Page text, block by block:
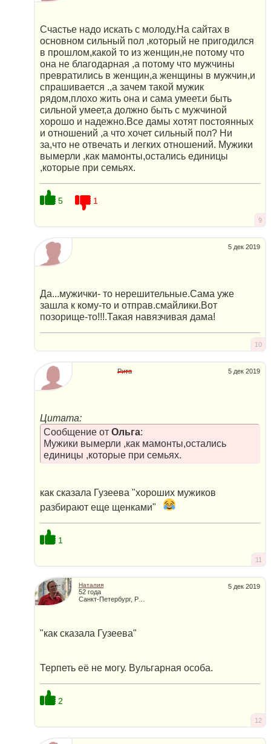
Счастье надо искать с молоду.На сайтах в
основном сильный пол ,который не пригодился
в прошлом,какой то из женщин,не потому что
она не благодарная ,а потому что мужчины
превратились в женщин,а женщины в мужчин,и
спрашивается .,а зачем такой мужик
рядом,плохо жить она и сама умеет.и быть
сильной умеет,а должно быть с мужчиной
хорошо и надежно.Все дамы хотят постоянных
и отношений ,а что хочет сильный пол? Ни
за,что не отвечать и легких отношений. Мужики
вымерли ,как мамонты,остались единицы
,которые при семьях.
5 1
9
5 дек 2019
Да...мужички- то нерешительные.Сама уже
зашла к кому-то и отправ.смайлики.Вот
позорище-то!!!.Такая навязчивая дама!
10
5 дек 2019
Рита
Цитата:
Сообщение от Ольга:
Мужики вымерли ,как мамонты,остались
единицы ,которые при семьях.
как сказала Гузеева "хороших мужиков
разбирают еще щенками"
1
11
5 дек 2019
Наталия
52 года
"как сказала Гузеева"
Терпеть её не могу. Вульгарная особа.
2
12